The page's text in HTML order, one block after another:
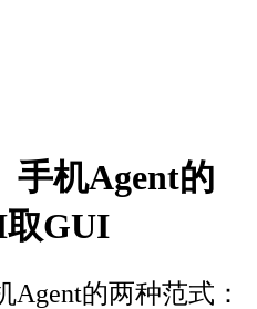
手机Agent的
GUI
Agent的两种范式：